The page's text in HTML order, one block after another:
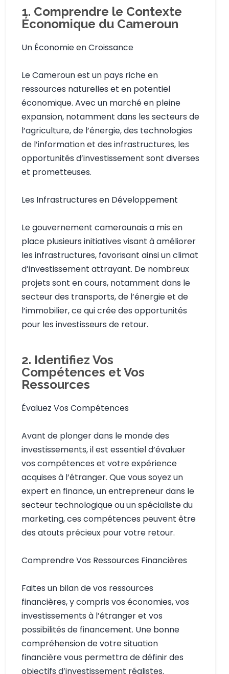
1. Comprendre le Contexte
Économique du Cameroun
Un Économie en Croissance
Le Cameroun est un pays riche en
ressources naturelles et en potentiel
économique. Avec un marché en pleine
expansion, notamment dans les secteurs de
l’agriculture, de l’énergie, des technologies
de l’information et des infrastructures, les
opportunités d’investissement sont diverses
et prometteuses.
Les Infrastructures en Développement
Le gouvernement camerounais a mis en
place plusieurs initiatives visant à améliorer
les infrastructures, favorisant ainsi un climat
d’investissement attrayant. De nombreux
projets sont en cours, notamment dans le
secteur des transports, de l’énergie et de
l’immobilier, ce qui crée des opportunités
pour les investisseurs de retour.
2. Identifiez Vos
Compétences et Vos
Ressources
Évaluez Vos Compétences
Avant de plonger dans le monde des
investissements, il est essentiel d’évaluer
vos compétences et votre expérience
acquises à l’étranger. Que vous soyez un
expert en finance, un entrepreneur dans le
secteur technologique ou un spécialiste du
marketing, ces compétences peuvent être
des atouts précieux pour votre retour.
Comprendre Vos Ressources Financières
Faites un bilan de vos ressources
financières, y compris vos économies, vos
investissements à l’étranger et vos
possibilités de financement. Une bonne
compréhension de votre situation
financière vous permettra de définir des
objectifs d’investissement réalistes.